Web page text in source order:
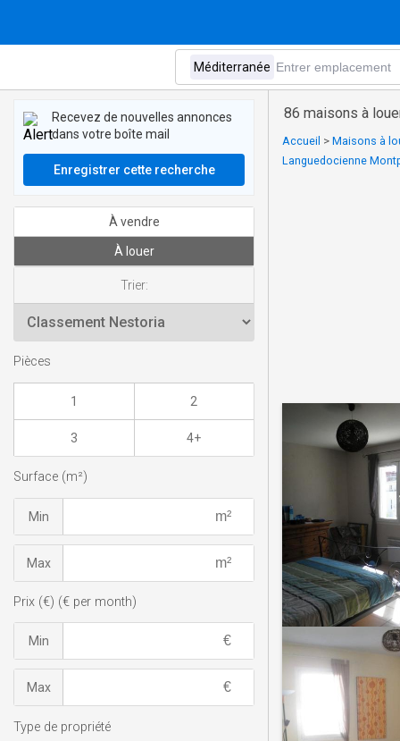
86 maisons à
Accueil > Maisons à
Languedocienne
Recevez de nouvelles annonces
dans votre boîte mail
Enregistrer cette recherche
À vendre
À louer
Trier:
Pièces
1 2
3 4+
Surface (m²)
Min
Max
Prix (€) (€ per month)
Min
Max
Type de propriété